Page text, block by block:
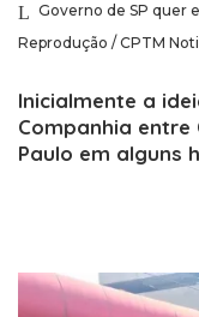
Governo de SP quer
Reprodução / CPTM
Inicialmente a
Companhia entre
Paulo em alguns